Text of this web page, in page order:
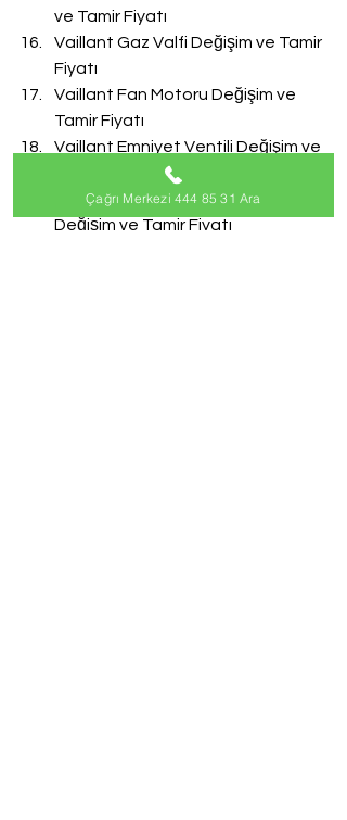
ve Tamir Fiyatı
Vaillant Gaz Valfi Değişim ve Tamir
Fiyatı
Vaillant Fan Motoru Değişim ve
Tamir Fiyatı
Vaillant Emniyet Ventili Değişim ve
Vaillant Doldurma Musluğu
Değişim ve Tamir Fiyatı
Çağrı Merkezi 444 85 31 Ara